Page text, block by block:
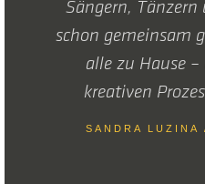
Sängern,
schon gemeinsam
alle zu Hause
kreativen
SANDRA LUZINA